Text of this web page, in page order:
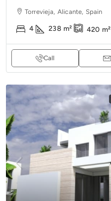
Torrevieja, Alicante, Spain
4 238 m² 420 m²
Call